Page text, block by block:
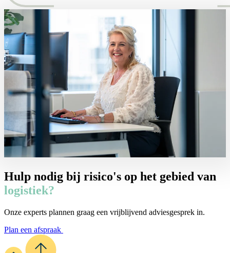
Hulp nodig bij risico's op het gebied van
logistiek?
Onze experts plannen graag een vrijblijvend adviesgesprek in.
Plan een afspraak